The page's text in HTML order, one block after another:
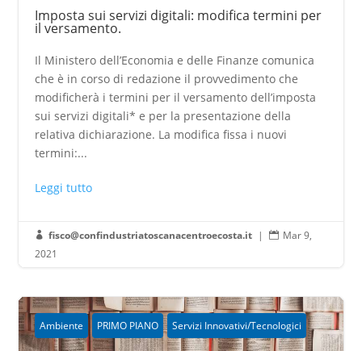
Imposta sui servizi digitali: modifica termini per
il versamento.
Il Ministero dell’Economia e delle Finanze comunica
che è in corso di redazione il provvedimento che
modificherà i termini per il versamento dell’imposta
sui servizi digitali* e per la presentazione della
relativa dichiarazione. La modifica fissa i nuovi
termini:...
Leggi tutto
 fisco@confindustriatoscanacentroecosta.it |  Mar 9,
2021
Ambiente PRIMO PIANO Servizi Innovativi/Tecnologici